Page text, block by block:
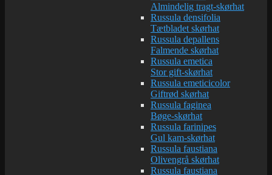
Almindelig tragt-skørhat
Russula densifolia
Tætbladet skørhat
Russula depallens
Falmende skørhat
Russula emetica
Stor gift-skørhat
Russula emeticicolor
Giftrød skørhat
Russula faginea
Bøge-skørhat
Russula farinipes
Gul kam-skørhat
Russula faustiana
Olivengrå skørhat
Russula faustiana